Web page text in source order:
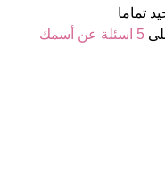
تماما
5 اسئلة عن أسمك